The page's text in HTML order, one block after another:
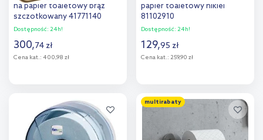
na papier toaletowy brąz
szczotkowany 41771140
Dostępność: 24h!
300,74 zł
Cena kat.: 400,98 zł
Dodaj do
porównania
papier toaletowy nikiel
81102910
Dostępność: 24h!
129,95 zł
Cena kat.: 259,90 zł
Dodaj do
porównania
multirabaty